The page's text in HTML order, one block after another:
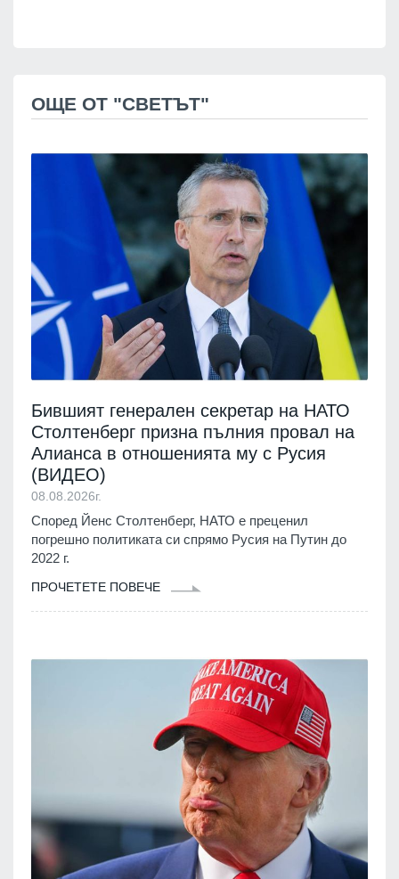
ОЩЕ ОТ "СВЕТЪТ"
Бившият генерален секретар на НАТО
Столтенберг призна пълния провал на
Алианса в отношенията му с Русия
(ВИДЕО)
08.08.2026г.
Според Йенс Столтенберг, НАТО е преценил
погрешно политиката си спрямо Русия на Путин до
2022 г.
ПРОЧЕТЕТЕ ПОВЕЧЕ